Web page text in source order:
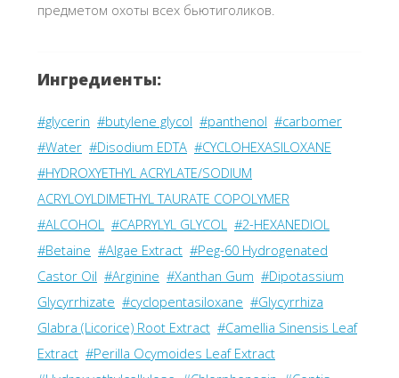
знаковыми средствами "Dr.Jart+" во всех странах и
#glycerin #butylene glycol #panthenol #carbomer
#Water #Disodium EDTA #CYCLOHEXASILOXANE
#HYDROXYETHYL ACRYLATE/SODIUM
ACRYLOYLDIMETHYL TAURATE COPOLYMER
#ALCOHOL #CAPRYLYL GLYCOL #2-HEXANEDIOL
#Betaine
#Algae Extract #Peg-60 Hydrogenated
Castor Oil #Arginine #Xanthan Gum #Dipotassium
Glycyrrhizate #cyclopentasiloxane #Glycyrrhiza
Glabra (Licorice) Root Extract #Camellia Sinensis Leaf